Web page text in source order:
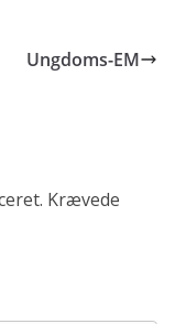
Ungdoms-EM
Krævede